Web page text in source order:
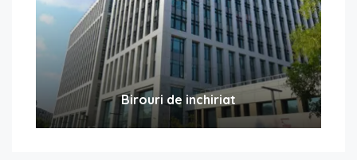
Birouri de inchiriat